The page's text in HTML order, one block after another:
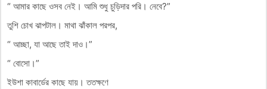
“ আমার কাছে ওসব নেই। আমি শুধু চুড়িদার পরি। নেবে?”
তুশি চোখ ঝাপটাল। মাথা ঝাঁকাল পরপর,
“ আচ্ছা, যা আছে তাই দাও।”
“ বোসো।”
ইউশা কাবার্ডের কাছে যায়। ততক্ষণে